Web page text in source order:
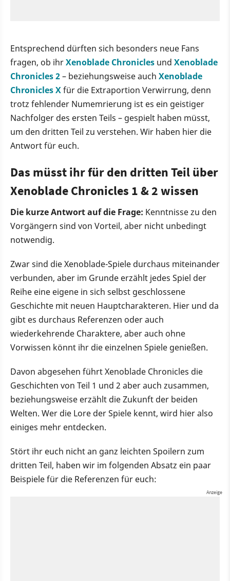
Entsprechend dürften sich besonders neue Fans
fragen, ob ihrXenoblade Chronicles und Xenoblade
Chronicles 2– beziehungsweise auch Xenoblade
Chronicles Xfür die Extraportion Verwirrung, denn
trotz fehlender Numemrierung ist es ein geistiger
Nachfolger des ersten Teils – gespielt haben müsst,
um den dritten Teil zu verstehen. Wir haben hier die
Antwort für euch.
Das müsst ihr für den dritten Teil über
Xenoblade Chronicles 1 & 2 wissen
Die kurze Antwort auf die Frage: Kenntnisse zu den
Vorgängern sind von Vorteil, aber nicht unbedingt
notwendig.
Zwar sind die Xenoblade-Spiele durchaus miteinander
verbunden, aber im Grunde erzählt jedes Spiel der
Reihe eine eigene in sich selbst geschlossene
Geschichte mit neuen Hauptcharakteren. Hier und da
gibt es durchaus Referenzen oder auch
wiederkehrende Charaktere, aber auch ohne
Vorwissen könnt ihr die einzelnen Spiele genießen.
Davon abgesehen führt Xenoblade Chronicles die
Geschichten von Teil 1 und 2 aber auch zusammen,
beziehungsweise erzählt die Zukunft der beiden
Welten. Wer die Lore der Spiele kennt, wird hier also
einiges mehr entdecken.
Stört ihr euch nicht an ganz leichten Spoilern zum
dritten Teil, haben wir im folgenden Absatz ein paar
Beispiele für die Referenzen für euch: